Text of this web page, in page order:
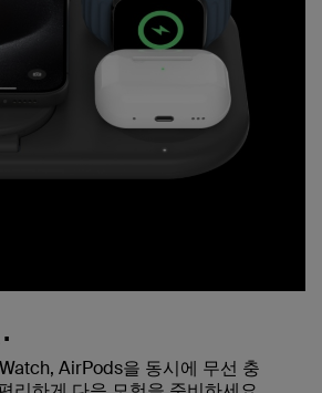
AirPods을 동시에 무선 충